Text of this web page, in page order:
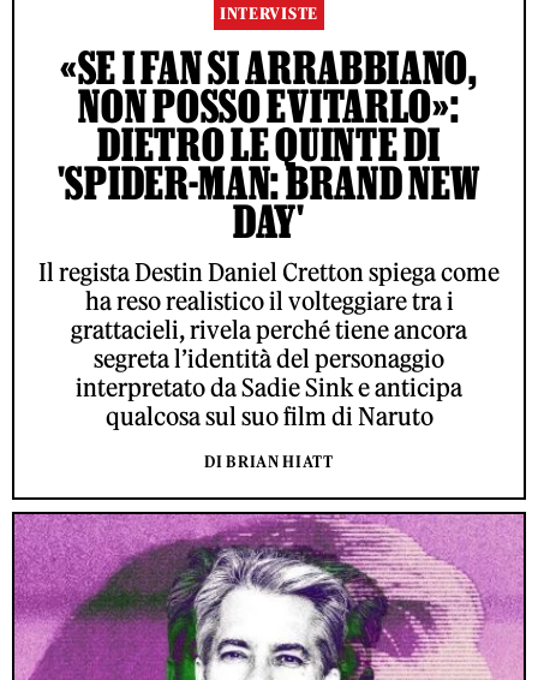
INTERVISTE
«SE I FAN SI ARRABBIANO,
NON POSSO EVITARLO»:
DIETRO LE QUINTE DI
'SPIDER-MAN: BRAND NEW
DAY'
Il regista Destin Daniel Cretton spiega come
ha reso realistico il volteggiare tra i
grattacieli, rivela perché tiene ancora
segreta l’identità del personaggio
interpretato da Sadie Sink e anticipa
qualcosa sul suo film di Naruto
DI BRIAN HIATT